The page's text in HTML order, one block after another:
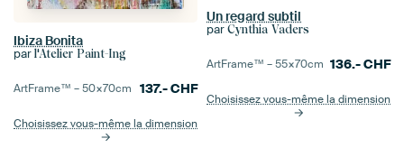
Ibiza Bonita
par l'Atelier Paint-Ing
ArtFrame™ –50×70cm 137.-CHF
Choisissez vous-même la dimension
Un regard subtil
par Cynthia Vaders
ArtFrame™ –55×70cm 136.-CHF
Choisissez vous-même la dimension